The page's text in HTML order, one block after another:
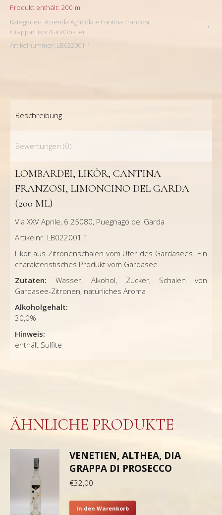
Garda
ml)
Menge
Produkt enthält: 200 ml
Kategorien: Azienda Agricola e Cantina Franzosi,
Grappa/Likör/Gin/Obstler
Artikelnummer: LB022001-1
Beschreibung
Bewertungen (0)
LOMBARDEI, LIKÖR, CANTINA
FRANZOSI, LIMONCINO DEL GARDA
(200 ML)
Via XXV Aprile, 6 25080, Puegnago del Garda
Artikelnr. LB022001.1
Likör aus Zitronenschalen vom Ufer des Gardasees. Ein
charakteristisches Produkt vom Gardasee.
Zutaten: Wasser, Alkohol, Zucker, Schalen von
Gardasee-Zitronen, natürliches Aroma
Alkoholgehalt:
30,0%
Hinweis:
enthält Sulfite
ÄHNLICHE PRODUKTE
VENETIEN, ALTHEA, DIA
GRAPPA DI PROSECCO
€32,00
In den Warenkorb